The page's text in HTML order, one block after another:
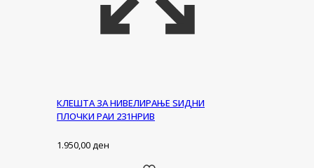
КЛЕШТА ЗА НИВЕЛИРАЊЕ ЅИДНИ
ПЛОЧКИ РАИ 231НРИВ
1.950,00ден